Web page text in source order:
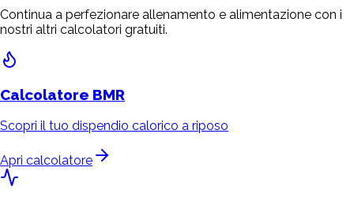
Continua a perfezionare allenamento e alimentazione con i
nostri altri calcolatori gratuiti.
Calcolatore BMR
Scopri il tuo dispendio calorico a riposo
Apri calcolatore